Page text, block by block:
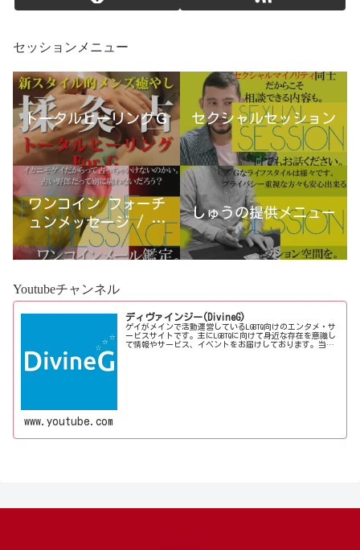
セッションメニュー
トータルヒーリングＧ セクシャルセッション
ワンコイン フォーチ
ュンメッセージ / 古
宮優雨
しゅうの提供メニュー
Youtubeチャンネル
ディヴァインジー(DivineG)
ゲイがメインで活動運営しているLGBTQ向けのエンタメ・サ
ービスサイトです。主にLGBTQに向けて身近な存在を意識し
て情報やサービス、イベントをお届けしております。当事
www.youtube.com